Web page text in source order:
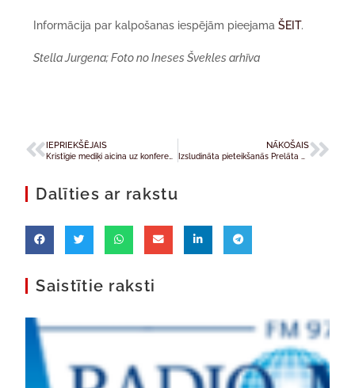
Informācija par kalpošanas iespējām pieejamaŠEIT.
Stella Jurgena; Foto no Ineses Švekles arhīva
IEPRIEKŠĒJAIS NĀKOŠAIS
Dalīties ar rakstu
Saistītie raksti